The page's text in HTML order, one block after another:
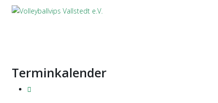
Terminkalender